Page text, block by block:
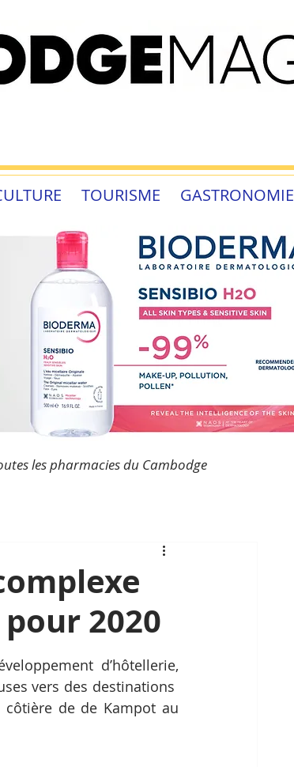
TOURISME GASTRONOMIE
les pharmacies du Cambodge
2020
d’hôtellerie,
vers des destinations
de de Kampot au